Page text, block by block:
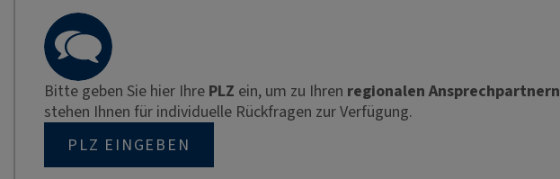
Bitte geben Sie hier Ihre PLZ ein, um zu Ihren regionalen Ansprechpartnern
stehen Ihnen für individuelle Rückfragen zur Verfügung.
PLZ EINGEBEN